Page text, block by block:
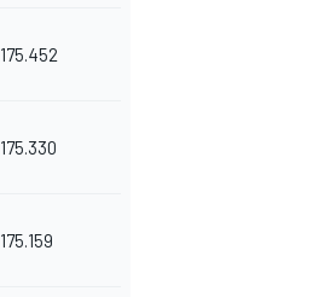
175.452
175.330
175.159